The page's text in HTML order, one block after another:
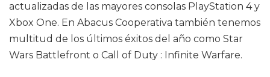
actualizadas de las mayores consolas PlayStation 4 y
Xbox One. En Abacus Cooperativa también tenemos
multitud de los últimos éxitos del año como Star
Wars Battlefront o Call of Duty : Infinite Warfare.